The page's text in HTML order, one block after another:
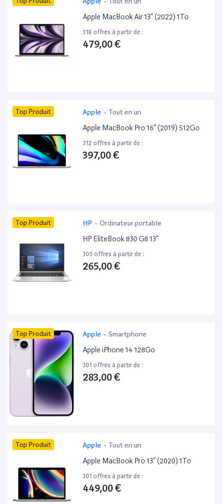
Apple MacBook Air 13” (2022) 1To
318 offres à partir de :
479,00 €
Top Produit Apple - Tout en un
Apple MacBook Pro 16” (2019) 512Go
312 offres à partir de :
397,00 €
Top Produit HP - Ordinateur portable
HP EliteBook 830 G8 13”
305 offres à partir de :
265,00 €
Top Produit Apple - Smartphone
Apple iPhone 14 128Go
301 offres à partir de :
283,00 €
Top Produit Apple - Tout en un
Apple MacBook Pro 13” (2020) 1To
301 offres à partir de :
449,00 €